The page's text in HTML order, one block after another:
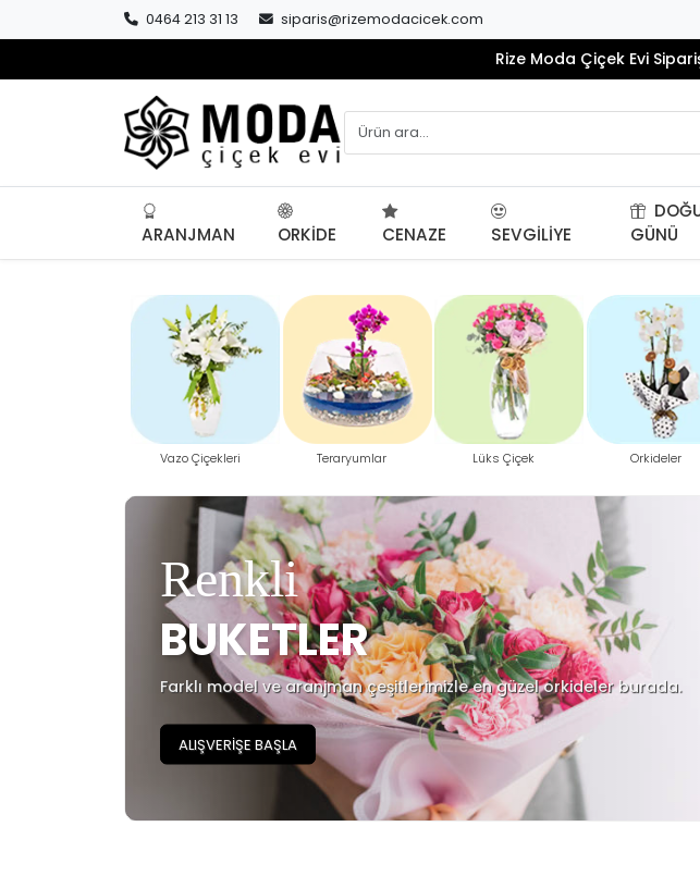
0464 213 31 13 siparis@rizemodacicek.com
Rize Moda Çiçek Evi
ARANJMAN ORKIDE CENAZE SEVGILIYE
GÜNÜ
Vazo Çiçekleri Teraryumlar Lüks Çiçek Orkideler
Renkli
BUKETLER
Farklı model ve aranjman çeşitlerimizle en güzel orkideler burada.
ALIŞVERİŞE BAŞLA